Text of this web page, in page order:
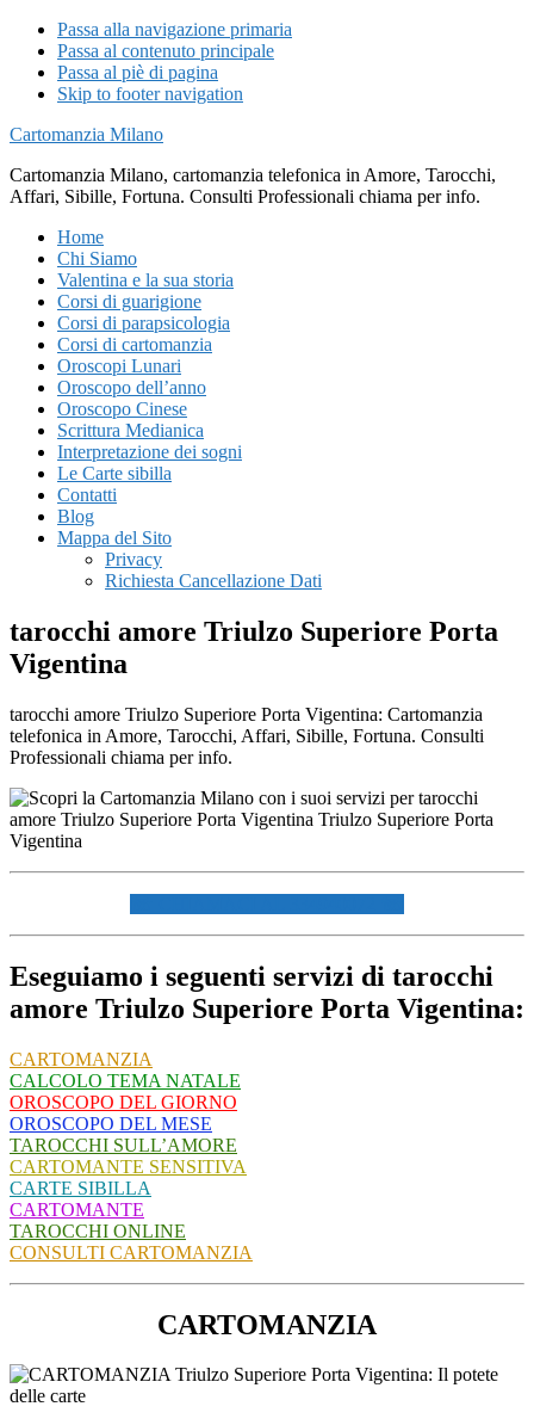
Passa alla navigazione primaria
Passa al contenuto principale
Passa al piè di pagina
Skip to footer navigation
Cartomanzia Milano
Cartomanzia Milano, cartomanzia telefonica in Amore, Tarocchi,
Affari, Sibille, Fortuna. Consulti Professionali chiama per info.
Home
Chi Siamo
Valentina e la sua storia
Corsi di guarigione
Corsi di parapsicologia
Corsi di cartomanzia
Oroscopi Lunari
Oroscopo dell’anno
Oroscopo Cinese
Scrittura Medianica
Interpretazione dei sogni
Le Carte sibilla
Contatti
Blog
Mappa del Sito
Privacy
Richiesta Cancellazione Dati
tarocchi amore Triulzo Superiore Porta
Vigentina
tarocchi amore Triulzo Superiore Porta Vigentina: Cartomanzia
telefonica in Amore, Tarocchi, Affari, Sibille, Fortuna. Consulti
Professionali chiama per info.
Eseguiamo i seguenti servizi di tarocchi
amore Triulzo Superiore Porta Vigentina:
CARTOMANZIA
CALCOLO TEMA NATALE
OROSCOPO DEL GIORNO
OROSCOPO DEL MESE
TAROCCHI SULL’AMORE
CARTOMANTE SENSITIVA
CARTE SIBILLA
CARTOMANTE
TAROCCHI ONLINE
CONSULTI CARTOMANZIA
CARTOMANZIA